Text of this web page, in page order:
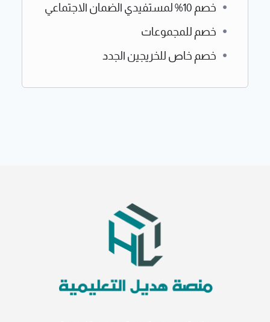
خصم 10% لمستفيدي الضمان الاجتماعي
خصم للمجموعات
خصم خاص للخريجين الجدد